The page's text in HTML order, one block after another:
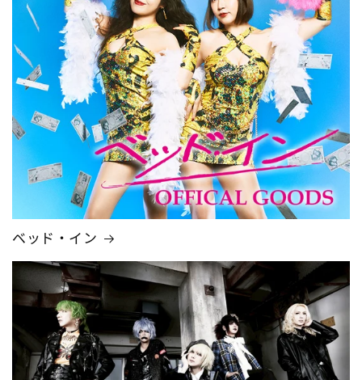
ベッド・イン